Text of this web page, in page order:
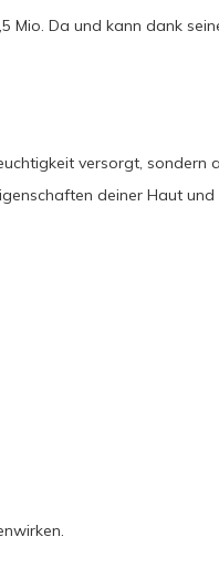
Mio. Da und kann dank
versorgt, sondern
deiner Haut